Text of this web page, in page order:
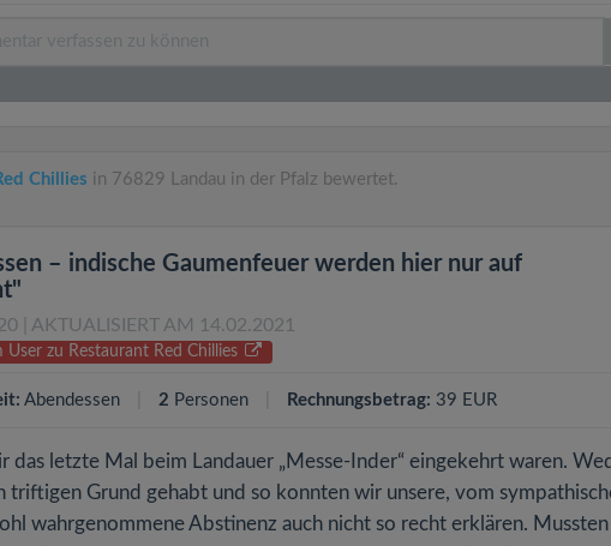
Chillies in 76829 Landau in der Pfalz bewertet.
– indische Gaumenfeuer werden hier nur auf
| AKTUALISIERT AM 14.02.2021
zu Restaurant Red Chillies
Abendessen 2 Personen Rechnungsbetrag: 39 EUR
das letzte Mal beim Landauer „Messe-Inder“ eingekehrt waren.
triftigen Grund gehabt und so konnten wir unsere, vom
wahrgenommene Abstinenz auch nicht so recht erklären.